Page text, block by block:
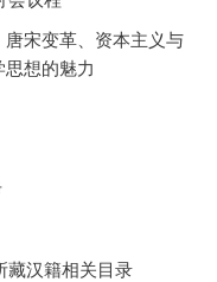
宋变革、资本主义与
想的魅力
藏汉籍相关目录